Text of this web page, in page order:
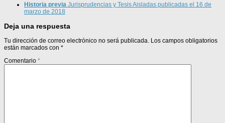
Historia previa Jurisprudencias y Tesis Aisladas publicadas el 16 de
marzo de 2018
Deja una respuesta
Tu dirección de correo electrónico no será publicada. Los campos obligatorios
están marcados con *
Comentario *